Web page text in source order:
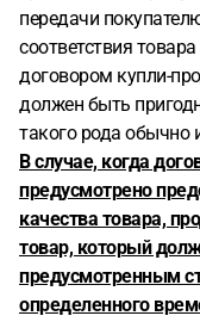
передачи
соответствия
договором купли-
должен быть
такого рода обычно
В случае, когда
предусмотрено
качества товара,
товар, который
предусмотренным
определенного